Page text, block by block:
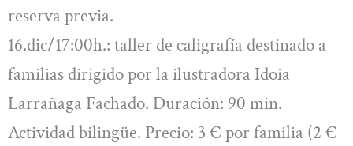
reserva previa.
16.dic/17:00h.: taller de caligrafía destinado a
familias dirigido por la ilustradora Idoia
Larrañaga Fachado. Duración: 90 min.
Actividad bilingüe. Precio: 3 € por familia (2 €